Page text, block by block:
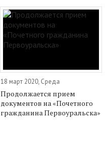
18 март 2020, Среда
Продолжается прием
документов на «Почетного
гражданина Первоуральска»